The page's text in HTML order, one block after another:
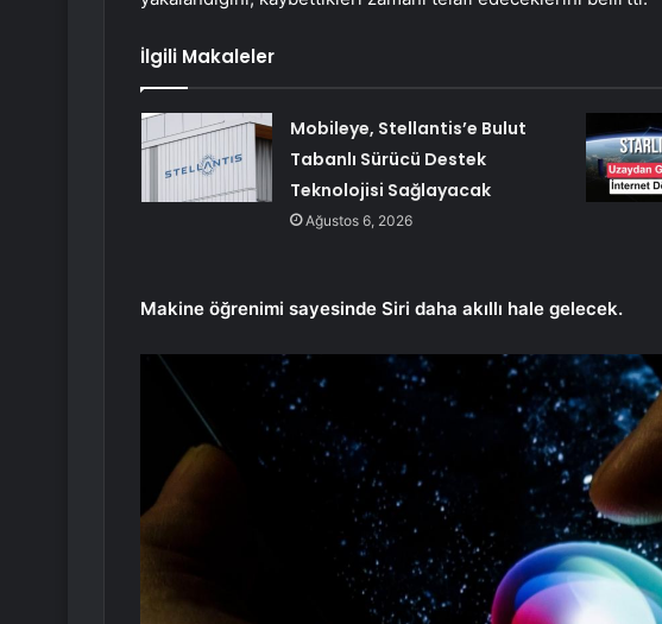
İlgili Makaleler
Mobileye, Stellantis’e Bulut
Tabanlı Sürücü Destek
Teknolojisi Sağlayacak
Ağustos 6, 2026
Makine öğrenimi sayesinde Siri daha akıllı hale gelecek.